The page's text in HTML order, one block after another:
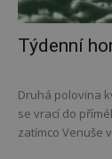
Týdenní
Druhá polovina
se vrací do
zatímco Venuše